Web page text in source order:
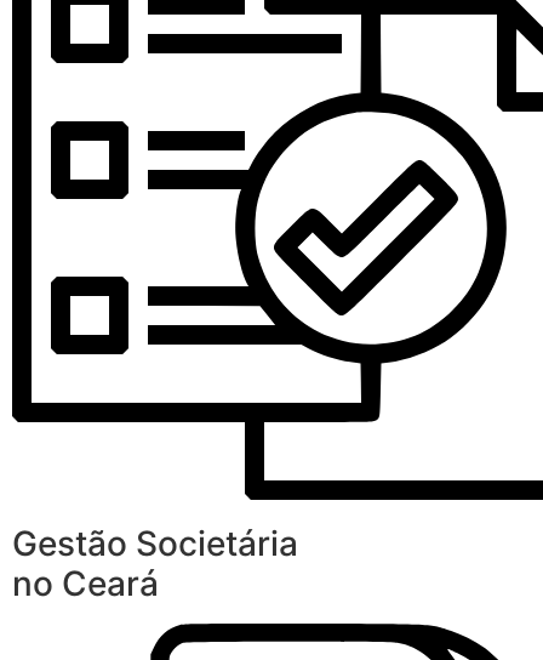
Gestão Societária
no Ceará